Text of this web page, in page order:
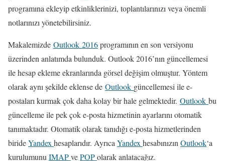
programına ekleyip etkinliklerinizi, toplantılarınızı veya önemli
notlarınızı yönetebilirsiniz.
Makalemizde Outlook 2016programının en son versiyonu
üzerinden anlatımda bulunduk. Outlook 2016’nın güncellemesi
ile hesap ekleme ekranlarında görsel değişim olmuştur. Yöntem
olarak aynı şekilde eklense de Outlook güncellemesi ile e-
postaları kurmak çok daha kolay bir hale gelmektedir. Outlook bu
güncelleme ile pek çok e-posta hizmetinin ayarlarını otomatik
tanımaktadır. Otomatik olarak tanıdığı e-posta hizmetlerinden
birideYandex hesaplarıdır. Ayrıca Yandex hesabınızın Outlook‘a
kurulumunu IMAPvePOPolarak anlatacağız.